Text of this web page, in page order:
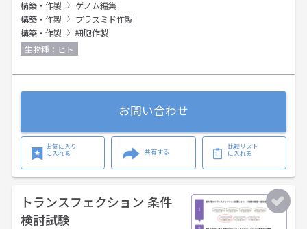
構築・作製
ゲノム編集
構築・作製
プラスミド作製
構築・作製
細胞作製
生物種：ヒト
お問い合わせ
お気に入り
に入れる
共有する
比較リスト
に入れる
トランスフェクション 条件
検討試験